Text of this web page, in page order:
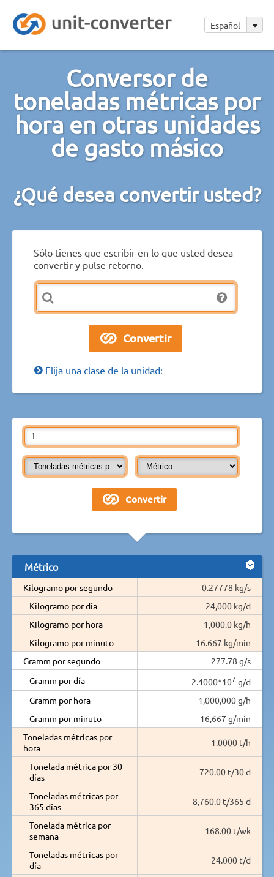
Español
Conversor de
toneladas métricas por
hora en otras unidades
de gasto másico
¿Qué desea convertir usted?
Sólo tienes que escribir en lo que usted desea
convertir y pulse retorno.
Elija una clase de la unidad:
Métrico
Kilogramo por segundo
0.27778 kg/s
Kilogramo por día
24,000 kg/d
Kilogramo por hora
1,000.0 kg/h
Kilogramo por minuto
16.667 kg/min
Gramm por segundo
277.78 g/s
Gramm por día
2.4000*107 g/d
Gramm por hora
1,000,000 g/h
Gramm por minuto
16,667 g/min
Toneladas métricas por
hora
1.0000 t/h
Tonelada métrica por 30
días
720.00 t/30 d
Toneladas métricas por
365 días
8,760.0 t/365 d
Tonelada métrica por
semana
168.00 t/wk
Toneladas métricas por
día
24.000 t/d